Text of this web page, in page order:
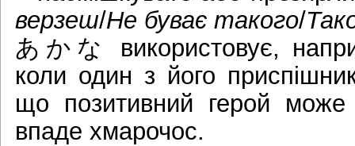
верзеш/Не буває такого/
あかな використовує,
коли один з його
що позитивний герой
впаде хмарочос.